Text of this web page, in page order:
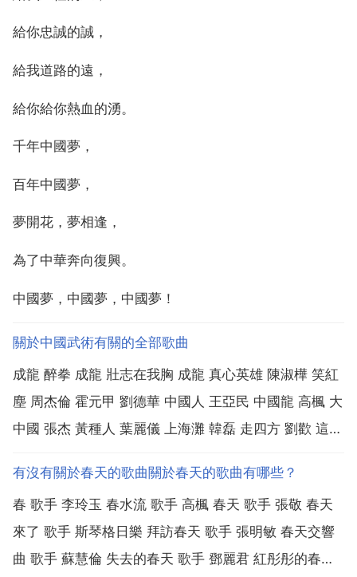
給你忠誠的誠，
給我道路的遠，
給你給你熱血的湧。
千年中國夢，
百年中國夢，
夢開花，夢相逢，
為了中華奔向復興。
中國夢，中國夢，中國夢！
關於中國武術有關的全部歌曲
成龍 醉拳 成龍 壯志在我胸 成龍 真心英雄 陳淑樺 笑紅
塵 周杰倫 霍元甲 劉德華 中國人 王亞民 中國龍 高楓 大
中國 張杰 黃種人 葉麗儀 上海灘 韓磊 走四方 劉歡 這一
楠 紅旗飄飄 屠洪剛 中國功夫 屠洪剛 江山無限 屠洪剛
藏龍臥...
有沒有關於春天的歌曲關於春天的歌曲有哪些？
春 歌手 李玲玉 春水流 歌手 高楓 春天 歌手 張敬 春天
來了 歌手 斯琴格日樂 拜訪春天 歌手 張明敏 春天交響
曲 歌手 蘇慧倫 失去的春天 歌手 鄧麗君 紅彤彤的春天